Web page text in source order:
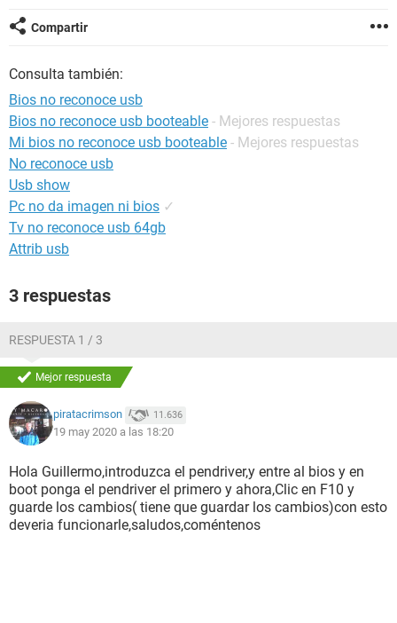
Compartir
Consulta también:
Bios no reconoce usb
Bios no reconoce usb booteable - Mejores respuestas
Mi bios no reconoce usb booteable - Mejores respuestas
No reconoce usb
Usb show
Pc no da imagen ni bios ✓
Tv no reconoce usb 64gb
Attrib usb
3 respuestas
RESPUESTA 1 / 3
Mejor respuesta
piratacrimson 11.636
19 may 2020 a las 18:20
Hola Guillermo,introduzca el pendriver,y entre al bios y en
boot ponga el pendriver el primero y ahora,Clic en F10 y
guarde los cambios( tiene que guardar los cambios)con esto
deveria funcionarle,saludos,coméntenos